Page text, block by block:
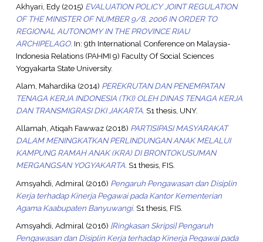
Akhyari, Edy(2015) EVALUATION POLICY JOINT REGULATION
OF THE MINISTER OF NUMBER 9/8, 2006 IN ORDER TO
REGIONAL AUTONOMY IN THE PROVINCE RIAU
ARCHIPELAGO. In: 9th International Conference on Malaysia-
Indonesia Relations (PAHMI 9) Faculty Of Social Sciences
Yogyakarta State University.
Alam, Mahardika (2014) PEREKRUTAN DAN PENEMPATAN
TENAGA KERJA INDONESIA (TKI) OLEH DINAS TENAGA KERJA
DAN TRANSMIGRASI DKI JAKARTA. S1 thesis, UNY.
Allamah, Atiqah Fawwaz(2018) PARTISIPASI MASYARAKAT
DALAM MENINGKATKAN PERLINDUNGAN ANAK MELALUI
KAMPUNG RAMAH ANAK (KRA) DI BRONTOKUSUMAN
MERGANGSAN YOGYAKARTA. S1 thesis, FIS.
Amsyahdi, Admiral (2016) Pengaruh Pengawasan dan Disiplin
Kerja terhadap Kinerja Pegawai pada Kantor Kementerian
Agama Kaabupaten Banyuwangi. S1 thesis, FIS.
Amsyahdi, Admiral (2016) [Ringkasan Skripsi] Pengaruh
Pengawasan dan Disiplin Kerja terhadap Kinerja Pegawai pada